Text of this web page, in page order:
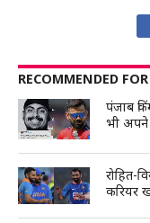
RECOMMENDED
पंजाब
भी अपने
रोहित-
करियर